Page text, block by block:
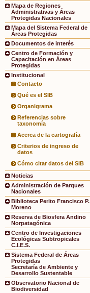
Mapa de Regiones
Administrativas y Áreas
Protegidas Nacionales
Mapa del Sistema Federal de
Áreas Protegidas
Documentos de interés
Centro de Formación y
Capacitación en Áreas
Protegidas
Institucional
Contacto
Qué es el SIB
Organigrama
Referencias sobre
taxonomía
Acerca de la cartografía
Criterios de ingreso de
datos
Cómo citar datos del SIB
Noticias
Administración de Parques
Nacionales
Biblioteca Perito Francisco P.
Moreno
Reserva de Biosfera Andino
Norpatagónica
Centro de Investigaciones
Ecológicas Subtropicales
C.I.E.S.
Sistema Federal de Áreas
Protegidas
Secretaría de Ambiente y
Desarrollo Sustentable
Observatorio Nacional de
Biodiversidad